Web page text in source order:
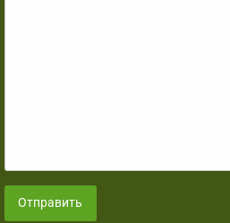
Отправить